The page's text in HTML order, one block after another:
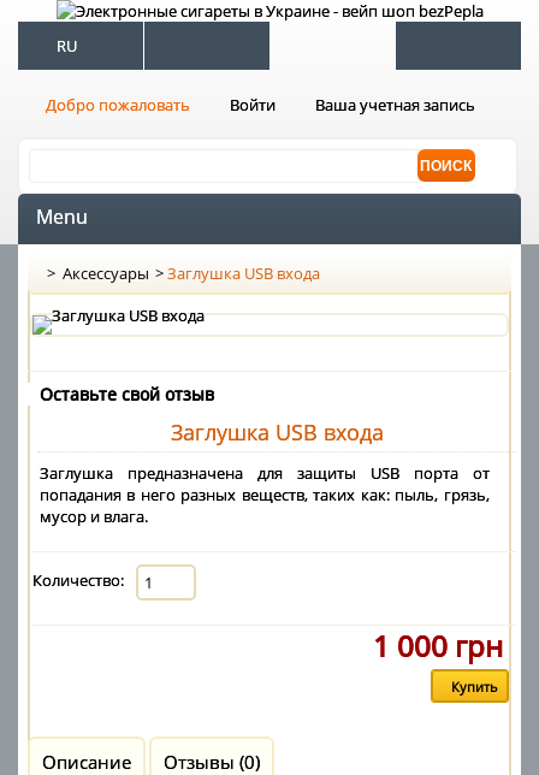
RU
Добро пожаловать Войти Ваша учетная запись
Menu
> Аксессуары >Заглушка USB входа
Оставьте свой отзыв
Заглушка USB входа
Заглушка предназначена для защиты USB порта от
попадания в него разных веществ, таких как: пыль, грязь,
мусор и влага.
Количество:
1 000 грн
Описание Отзывы (0)